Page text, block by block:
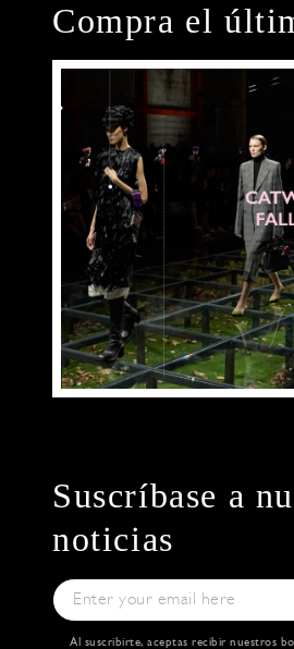
Compra el
Suscríbase a
noticias
Al suscribirte, aceptas recibir nuestros